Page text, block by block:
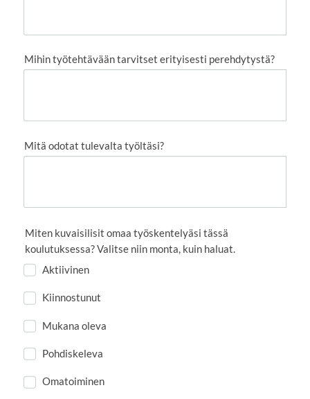
Mihin työtehtävään tarvitset erityisesti perehdytystä?
Mitä odotat tulevalta työltäsi?
Miten kuvaisilisit omaa työskentelyäsi tässä
koulutuksessa? Valitse niin monta, kuin haluat.
Aktiivinen
Kiinnostunut
Mukana oleva
Pohdiskeleva
Omatoiminen